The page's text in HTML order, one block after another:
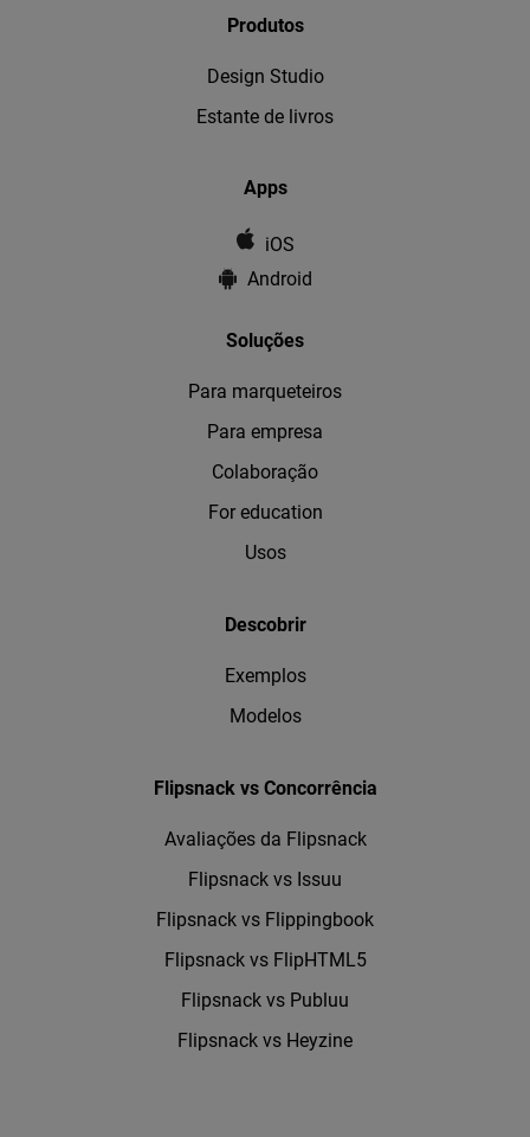
Produtos
Design Studio
Estante de livros
Apps
iOS
Android
Soluções
Para marqueteiros
Para empresa
Colaboração
For education
Usos
Descobrir
Exemplos
Modelos
Flipsnack vs Concorrência
Avaliações da Flipsnack
Flipsnack vs Issuu
Flipsnack vs Flippingbook
Flipsnack vs FlipHTML5
Flipsnack vs Publuu
Flipsnack vs Heyzine